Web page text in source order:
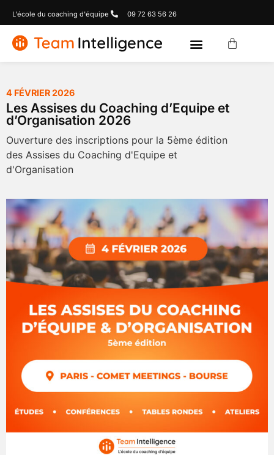
L'école du coaching d'équipe 09 72 63 56 26
4 FÉVRIER 2026
Les Assises du Coaching d’Equipe et
d’Organisation 2026
Ouverture des inscriptions pour la 5ème édition
des Assises du Coaching d'Equipe et
d'Organisation